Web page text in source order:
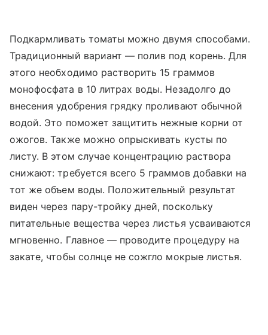
Подкармливать томаты можно двумя способами.
Традиционный вариант — полив под корень. Для
этого необходимо растворить 15 граммов
монофосфата в 10 литрах воды. Незадолго до
внесения удобрения грядку проливают обычной
водой. Это поможет защитить нежные корни от
ожогов. Также можно опрыскивать кусты по
листу. В этом случае концентрацию раствора
снижают: требуется всего 5 граммов добавки на
тот же объем воды. Положительный результат
виден через пару-тройку дней, поскольку
питательные вещества через листья усваиваются
мгновенно. Главное — проводите процедуру на
закате, чтобы солнце не сожгло мокрые листья.